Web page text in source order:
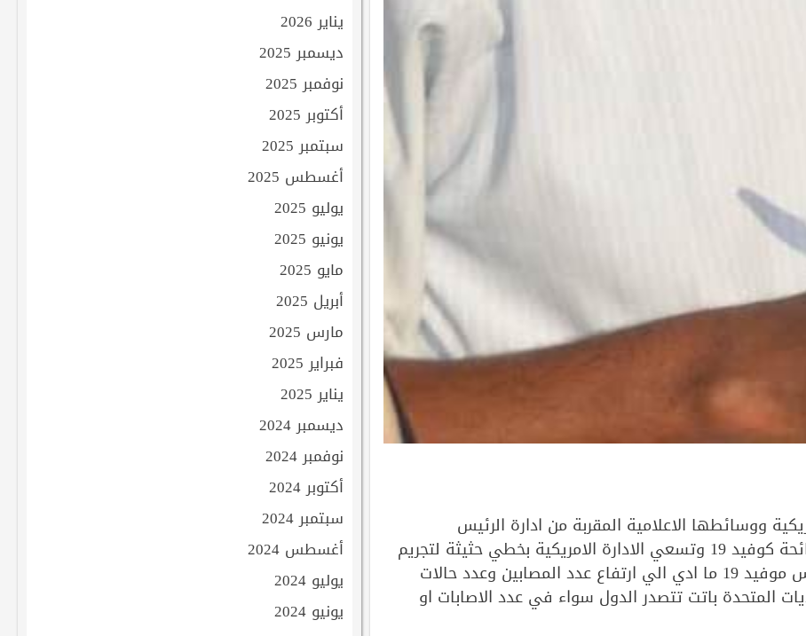
ووسائطها الاعلامية المقربة من ادارة الرئيس
الامريكي دونالد ترامب ضد الصين مستغلة تفشي جائحة كوفيد 19 وتسعي الادارة الامريكية بخطي حثيثة لتجريم
الصين بدعوي عدم تعاطيها بصورة شفافة مع فيروس موفيد 19 ما ادي الي ارتفاع عدد المصابين وعدد حالات
المتحدة باتت تتصدر الدول سواء في عدد الاصابات او
يناير 2026
ديسمبر 2025
نوفمبر 2025
أكتوبر 2025
سبتمبر 2025
أغسطس 2025
يوليو 2025
يونيو 2025
مايو 2025
أبريل 2025
مارس 2025
فبراير 2025
يناير 2025
ديسمبر 2024
نوفمبر 2024
أكتوبر 2024
سبتمبر 2024
أغسطس 2024
يوليو 2024
يونيو 2024